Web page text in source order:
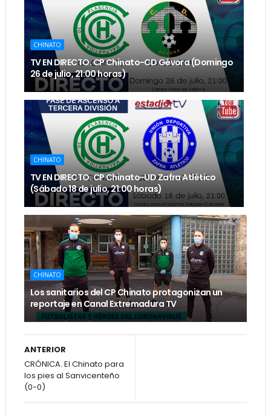
CHINATO
TV EN DIRECTO. CP Chinato-CD Gévora (Domingo
26 de julio, 21:00 horas)
CHINATO
TV EN DIRECTO. CP Chinato-UD Zafra Atlético
(Sábado 18 de julio, 21:00 horas)
CHINATO
Los sanitarios del CP Chinato protagonizan un
reportaje en Canal Extremadura TV
ANTERIOR
CRÓNICA. El Chinato para
los pies al Sanvicenteño
(0-0)